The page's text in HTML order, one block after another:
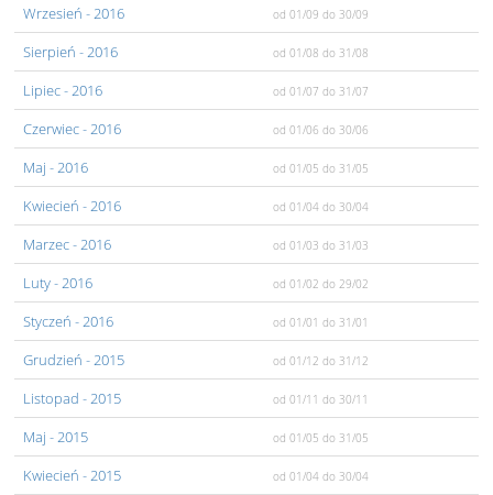
Wrzesień - 2016 od 01/09 do 30/09
Sierpień - 2016 od 01/08 do 31/08
Lipiec- 2016 od 01/07 do 31/07
Czerwiec- 2016 od 01/06 do 30/06
Maj - 2016 od 01/05 do 31/05
Kwiecień - 2016 od 01/04 do 30/04
Marzec- 2016 od 01/03 do 31/03
Luty- 2016 od 01/02 do 29/02
Styczeń - 2016 od 01/01 do 31/01
Grudzień - 2015 od 01/12 do 31/12
Listopad - 2015 od 01/11 do 30/11
Maj - 2015 od 01/05 do 31/05
Kwiecień - 2015 od 01/04 do 30/04